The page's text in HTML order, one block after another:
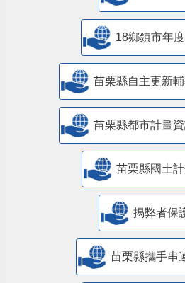
18鄉鎮市年
苗栗縣自主更新
苗栗縣都市計畫
苗栗縣國土
揭弊者保
苗栗縣攜手串